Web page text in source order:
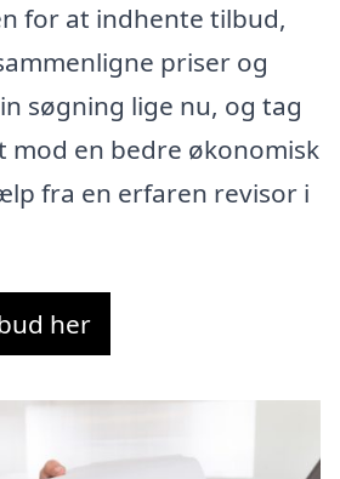
for at indhente tilbud,
priser og
søgning lige nu, og tag
mod en bedre økonomisk
fra en erfaren revisor i
her